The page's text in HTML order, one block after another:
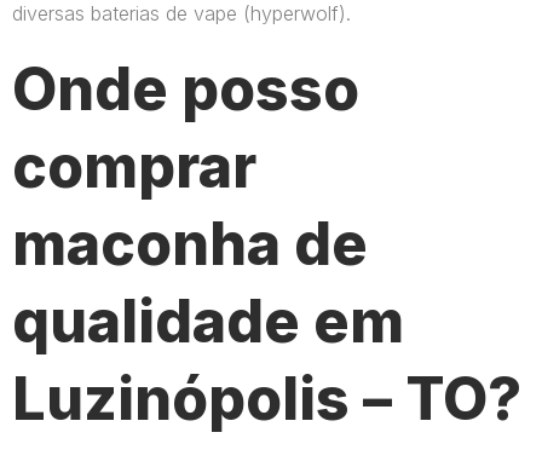
diversas baterias de vape​ (hyperwolf)​.
Onde posso
comprar
maconha de
qualidade em
Luzinópolis – TO?